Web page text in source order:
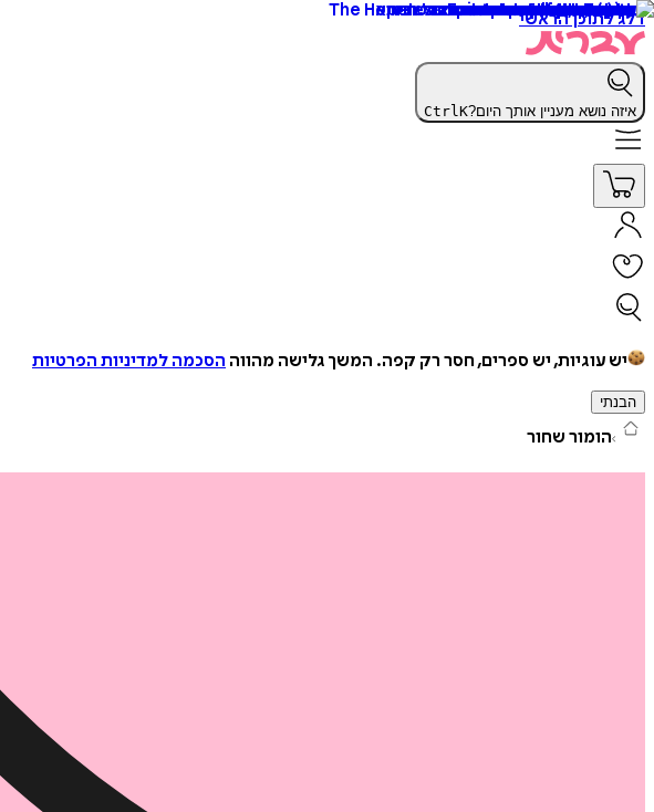
דלג לתוכן הראשי
איזה נושא מעניין אותך היום? CtrlK
יש עוגיות, יש ספרים, חסר רק קפה. המשך גלישה מהווה הסכמה למדיניות הפרטיות
הבנתי
הומור שחור